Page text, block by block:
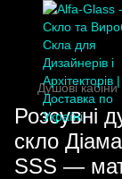
Душові кабіни
Розсувні
скло
SSS —